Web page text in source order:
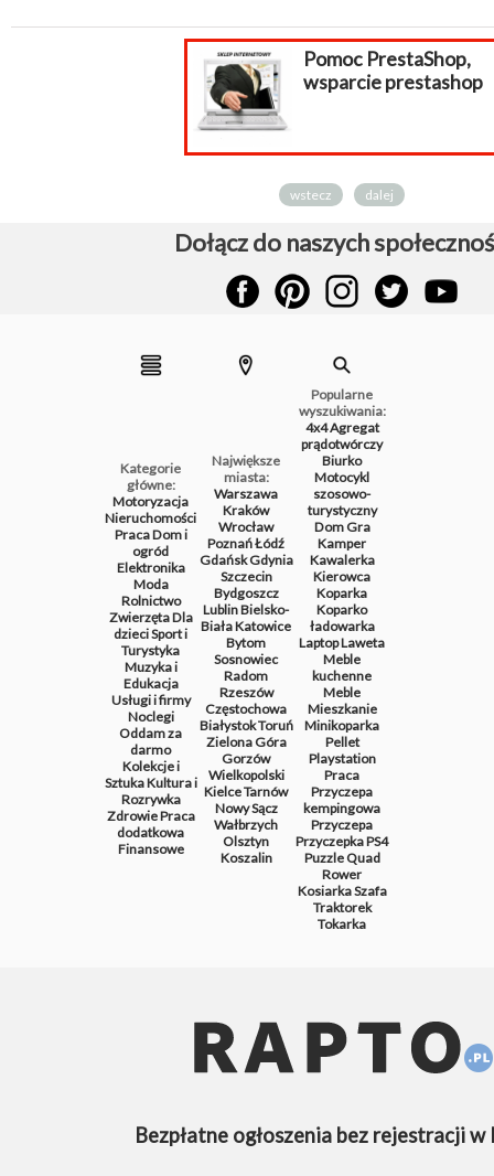
Pomoc PrestaShop,
wsparcie prestashop
wstecz dalej
Dołącz do naszych
Kategorie
główne:
Motoryzacja
Nieruchomości
PracaDom i
ogród
Elektronika
Moda
Rolnictwo
ZwierzętaDla
dzieciSport i
Turystyka
Muzyka i
Edukacja
Usługi i firmy
Noclegi
Oddam za
darmo
Kolekcje i
SztukaKultura i
Rozrywka
ZdrowiePraca
dodatkowa
Finansowe
Największe
miasta:
Warszawa
Kraków
Wrocław
PoznańŁódź
GdańskGdynia
Szczecin
Bydgoszcz
LublinBielsko-
BiałaKatowice
Bytom
Sosnowiec
Radom
Rzeszów
Częstochowa
BiałystokToruń
Zielona Góra
Gorzów
Wielkopolski
KielceTarnów
Nowy Sącz
Wałbrzych
Olsztyn
Koszalin
Popularne
wyszukiwania:
4x4Agregat
prądotwórczy
Biurko
Motocykl
szosowo-
turystyczny
DomGra
Kamper
Kawalerka
Kierowca
Koparka
Koparko
ładowarka
LaptopLaweta
Meble
kuchenne
Meble
Mieszkanie
Minikoparka
Pellet
Playstation
Praca
Przyczepa
kempingowa
Przyczepa
PrzyczepkaPS4
PuzzleQuad
Rower
KosiarkaSzafa
Traktorek
Tokarka
Bezpłatne ogłoszenia bez rejestracji w